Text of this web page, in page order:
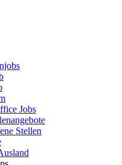
Jobs
Stellen